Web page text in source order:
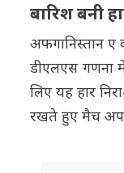
बारिश बनी
अफगानिस्तान ए
डीएलएस गणना
लिए यह हार
रखते हुए मैच